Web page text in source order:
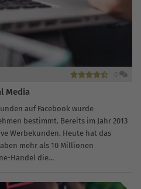
0
Media
auf Facebook wurde
bestimmt. Bereits im Jahr 2013
Werbekunden. Heute hat das
mehr als 10 Millionen
Handel die...